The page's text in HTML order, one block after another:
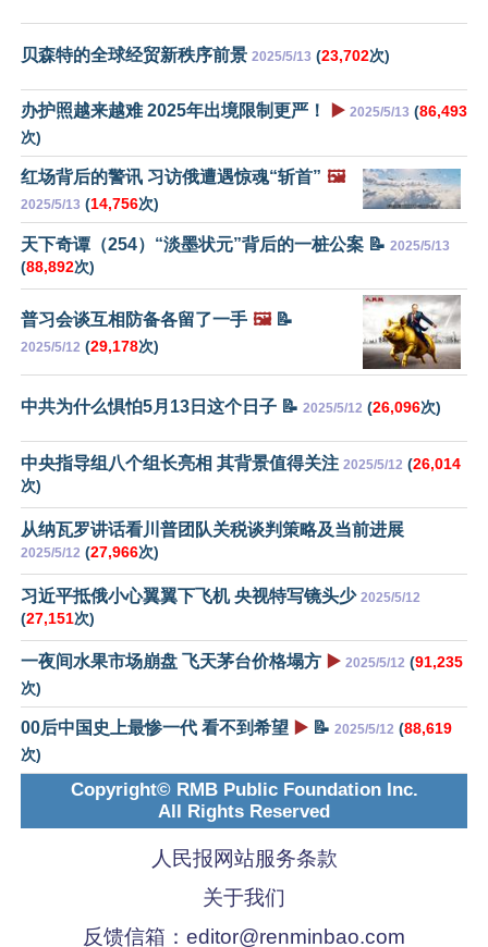
贝森特的全球经贸新秩序前景 2025/5/13 (23,702次)
办护照越来越难 2025年出境限制更严！ ▶️ 2025/5/13 (86,493
次)
红场背后的警讯 习访俄遭遇惊魂“斩首” 🖼️
2025/5/13 (14,756次)
天下奇谭（254）“淡墨状元”背后的一桩公案 📝 2025/5/13
(88,892次)
普习会谈互相防备各留了一手 🖼️📝
2025/5/12 (29,178次)
中共为什么惧怕5月13日这个日子 📝 2025/5/12 (26,096次)
中央指导组八个组长亮相 其背景值得关注 2025/5/12 (26,014
次)
从纳瓦罗讲话看川普团队关税谈判策略及当前进展
2025/5/12 (27,966次)
习近平抵俄小心翼翼下飞机 央视特写镜头少 2025/5/12
(27,151次)
一夜间水果市场崩盘 飞天茅台价格塌方 ▶️ 2025/5/12 (91,235
次)
00后中国史上最惨一代 看不到希望 ▶️ 📝 2025/5/12 (88,619
次)
Copyright© RMB Public Foundation Inc.
All Rights Reserved
人民报网站服务条款
关于我们
反馈信箱： editor@renminbao.com